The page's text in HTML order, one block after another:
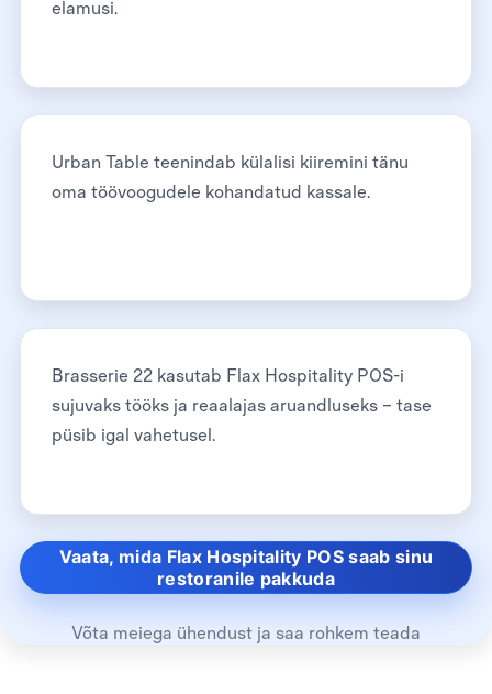
elamusi.
Urban Table teenindab külalisi kiiremini tänu
oma töövoogudele kohandatud kassale.
Brasserie 22 kasutab Flax Hospitality POS-i
sujuvaks tööks ja reaalajas aruandluseks – tase
püsib igal vahetusel.
Vaata, mida Flax Hospitality POS saab sinu
restoranile pakkuda
Võta meiega ühendust ja saa rohkem teada